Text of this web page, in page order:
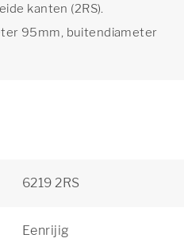
kanten (2RS).
95mm, buitendiameter
6219 2RS
Eenrijig